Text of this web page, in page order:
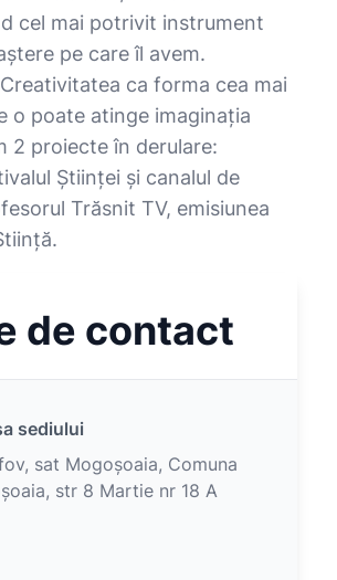
cel mai potrivit instrument
pe care îl avem.
ca forma cea mai
o poate atinge imaginația
2 proiecte în derulare:
Științei și canalul de
Trăsnit TV, emisiunea
de contact
sediului
sat Mogoșoaia, Comuna
str 8 Martie nr 18 A